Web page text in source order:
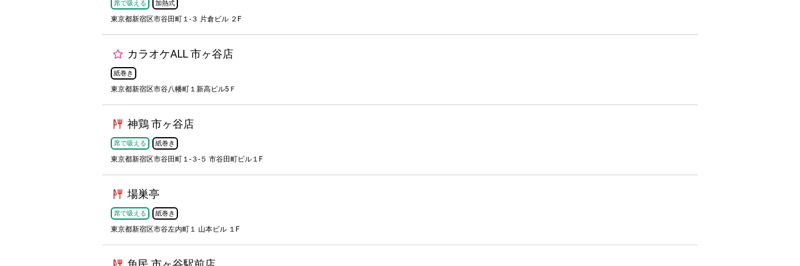
席で吸える 加熱式
東京都新宿区市谷田町１-３ 片倉ビル ２F
カラオケALL 市ヶ谷店
紙巻き
東京都新宿区市谷八幡町１新高ビル5Ｆ
神鶏 市ヶ谷店
席で吸える 紙巻き
東京都新宿区市谷田町１-３-５ 市谷田町ビル１F
場巣亭
席で吸える 紙巻き
東京都新宿区市谷左内町１ 山本ビル １F